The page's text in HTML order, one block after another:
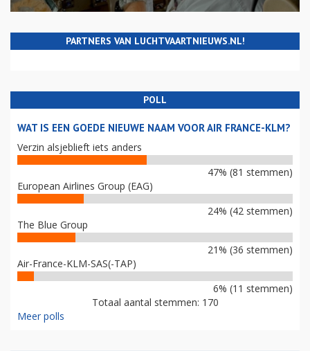
PARTNERS VAN LUCHTVAARTNIEUWS.NL!
POLL
WAT IS EEN GOEDE NIEUWE NAAM VOOR AIR FRANCE-KLM?
Verzin alsjeblieft iets anders
47% (81 stemmen)
European Airlines Group (EAG)
24% (42 stemmen)
The Blue Group
21% (36 stemmen)
Air-France-KLM-SAS(-TAP)
6% (11 stemmen)
Totaal aantal stemmen: 170
Meer polls